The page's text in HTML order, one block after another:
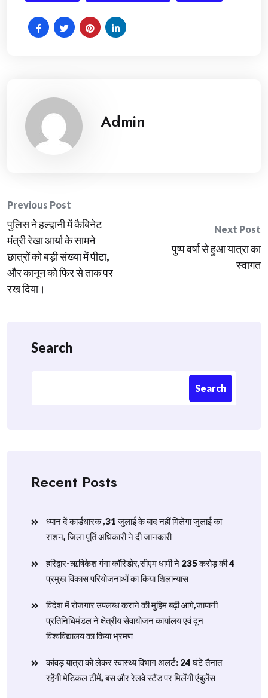
Admin
Post
navigation
Previous Post
पुलिस ने हल्द्वानी में कैबिनेट
मंत्री रेखा आर्या के सामने
छात्रों को बड़ी संख्या में पीटा,
और कानून को फिर से ताक पर
रख दिया।
Next Post
पुष्प वर्षा से हुआ यात्रा का
स्वागत
Search
Search
Recent Posts
ध्यान दें कार्डधारक ,31 जुलाई के बाद नहीं मिलेगा जुलाई का
राशन, जिला पूर्ति अधिकारी ने दी जानकारी
हरिद्वार-ऋषिकेश गंगा कॉरिडोर,सीएम धामी ने 235 करोड़ की 4
प्रमुख विकास परियोजनाओं का किया शिलान्यास
विदेश में रोजगार उपलब्ध कराने की मुहिम बढ़ी आगे,जापानी
प्रतिनिधिमंडल ने क्षेत्रीय सेवायोजन कार्यालय एवं दून
विश्वविद्यालय का किया भ्रमण
​कांवड़ यात्रा को लेकर स्वास्थ्य विभाग अलर्ट: 24 घंटे तैनात
रहेंगी मेडिकल टीमें, बस और रेलवे स्टैंड पर मिलेंगी एंबुलेंस